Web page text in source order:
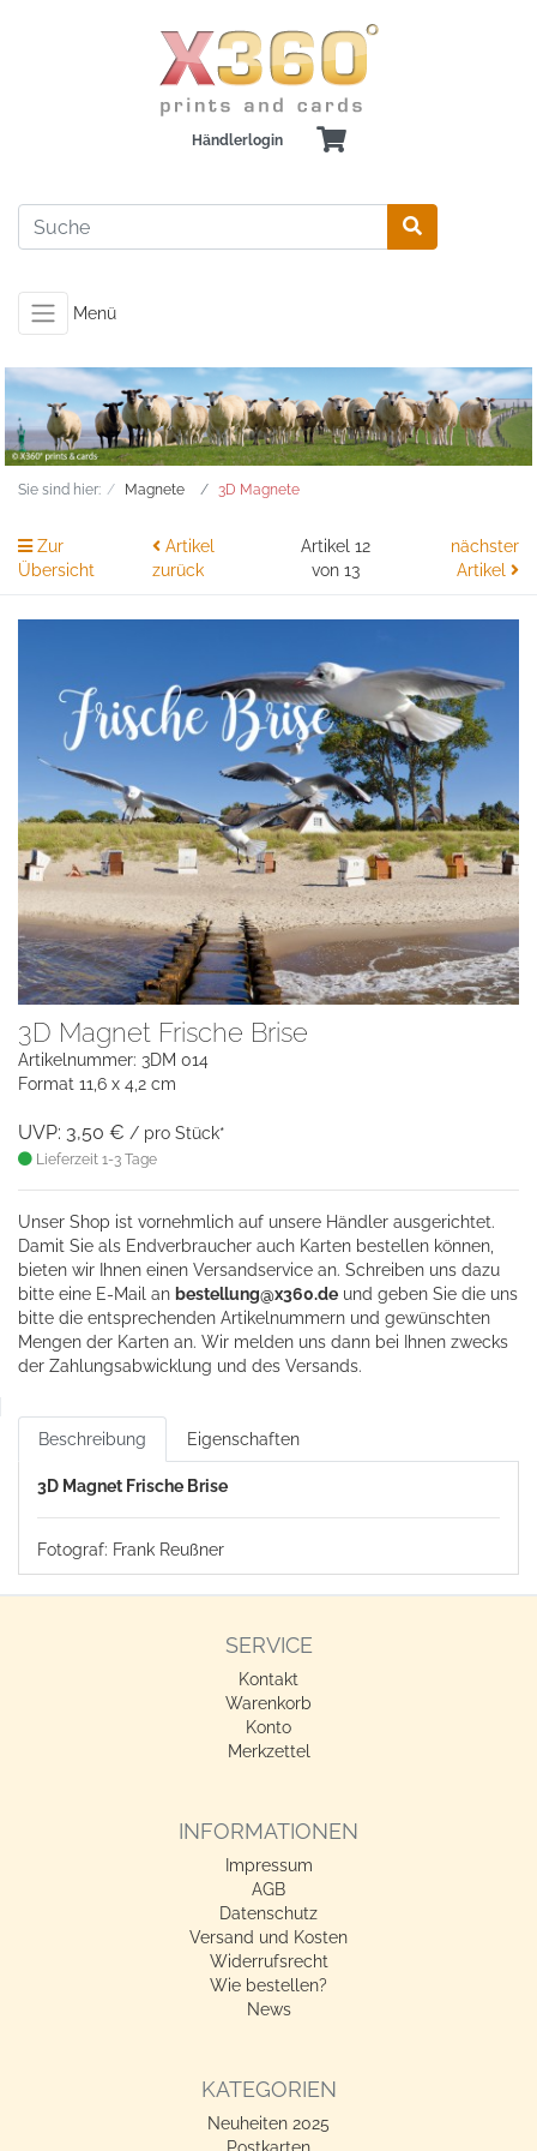
Händlerlogin
Menü
Sie sind hier: Magnete 3D Magnete
Zur
Übersicht
Artikel
zurück
Artikel 12
von 13
nächster
Artikel
3D Magnet Frische Brise
Artikelnummer: 3DM 014
Format 11,6 x 4,2 cm
UVP: 3,50 € / pro Stück*
Lieferzeit 1-3 Tage
Unser Shop ist vornehmlich auf unsere Händler ausgerichtet.
Damit Sie als Endverbraucher auch Karten bestellen können,
bieten wir Ihnen einen Versandservice an. Schreiben uns dazu
bitte eine E-Mail an bestellung@x360.de und geben Sie die uns
bitte die entsprechenden Artikelnummern und gewünschten
Mengen der Karten an. Wir melden uns dann bei Ihnen zwecks
der Zahlungsabwicklung und des Versands.
Beschreibung Eigenschaften
3D Magnet Frische Brise
Fotograf: Frank Reußner
SERVICE
Kontakt
Warenkorb
Konto
Merkzettel
INFORMATIONEN
Impressum
AGB
Datenschutz
Versand und Kosten
Widerrufsrecht
Wie bestellen?
News
KATEGORIEN
Neuheiten 2025
Postkarten